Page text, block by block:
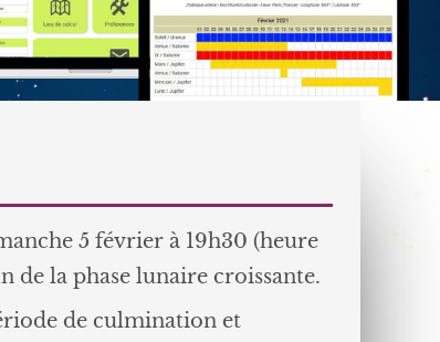
5 février à 19h30 (heure
de la phase lunaire croissante.
de culmination et